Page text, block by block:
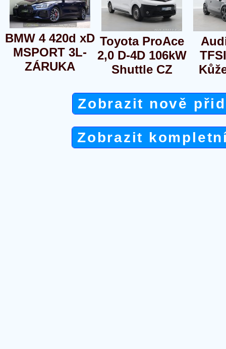
BMW 4 420d xD
MSPORT 3L-
ZÁRUKA
Toyota ProAce
2,0 D-4D 106kW
Shuttle CZ
Zobrazit nově
Zobrazit